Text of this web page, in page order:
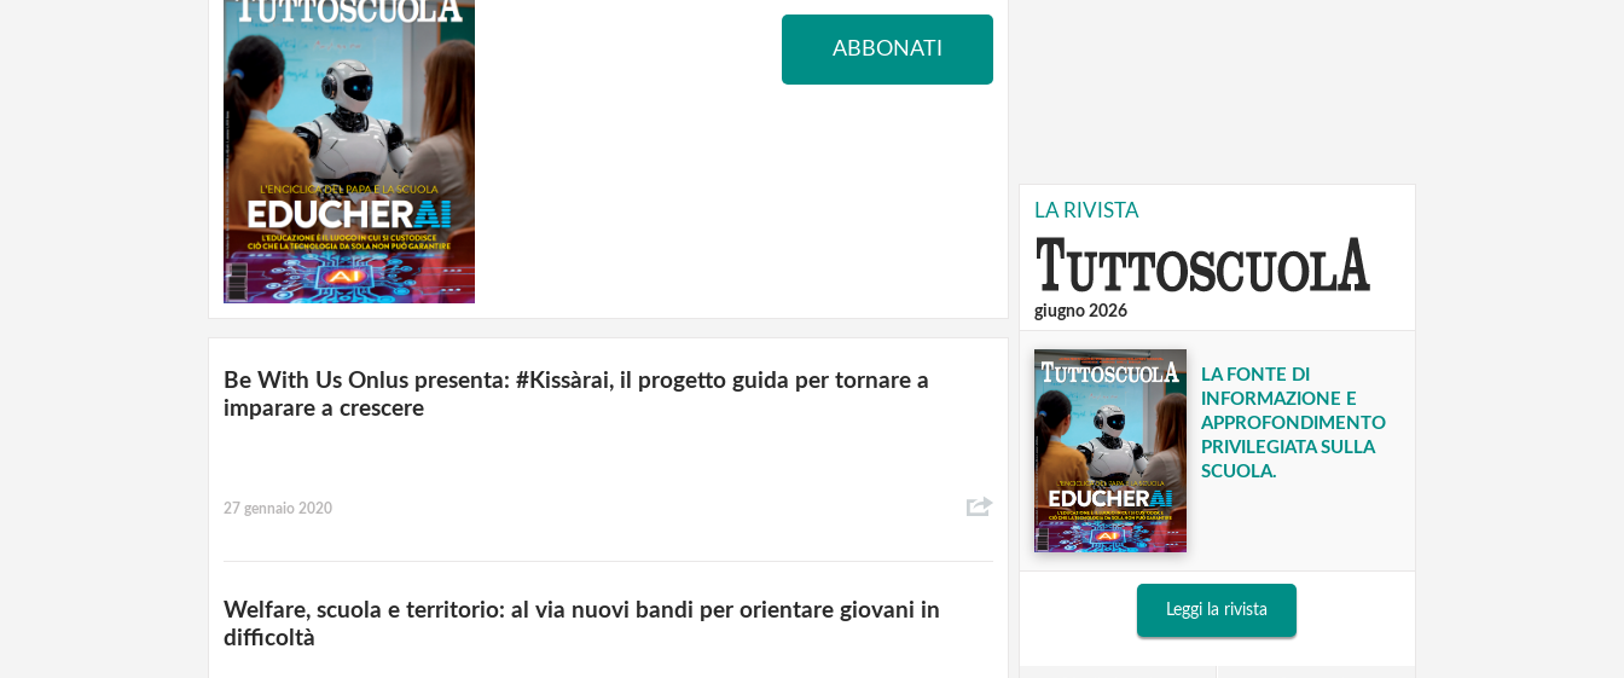
ABBONATI
Be With Us Onlus presenta: #Kissàrai, il progetto guida per tornare a
imparare a crescere
27 gennaio 2020
Welfare, scuola e territorio: al via nuovi bandi per orientare giovani in
difficoltà
LA RIVISTA
giugno 2026
LA FONTE DI
INFORMAZIONE E
APPROFONDIMENTO
PRIVILEGIATA SULLA
SCUOLA.
Leggi la rivista